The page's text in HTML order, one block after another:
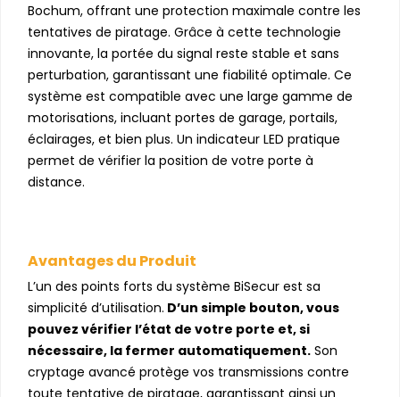
Bochum, offrant une protection maximale contre les
tentatives de piratage. Grâce à cette technologie
innovante, la portée du signal reste stable et sans
perturbation, garantissant une fiabilité optimale. Ce
système est compatible avec une large gamme de
motorisations, incluant portes de garage, portails,
éclairages, et bien plus. Un indicateur LED pratique
permet de vérifier la position de votre porte à
distance.
Avantages du Produit
L’un des points forts du système BiSecur est sa
simplicité d’utilisation. D’un simple bouton, vous
pouvez vérifier l’état de votre porte et, si
nécessaire, la fermer automatiquement. Son
cryptage avancé protège vos transmissions contre